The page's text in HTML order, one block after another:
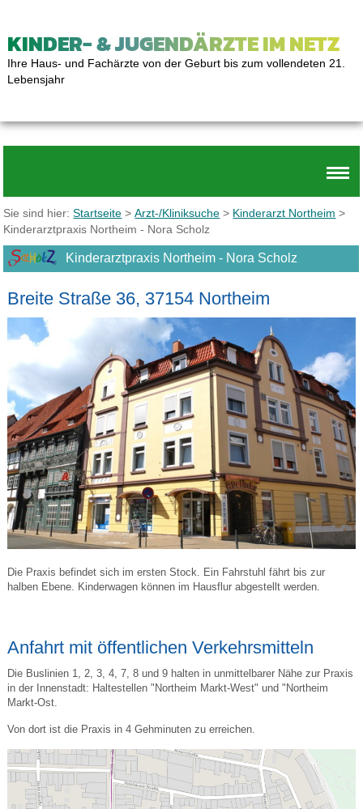
KINDER- & JUGENDÄRZTE IM NETZ
Ihre Haus- und Fachärzte von der Geburt bis zum vollendeten 21.
Lebensjahr
Sie sind hier:Startseite >Arzt-/Kliniksuche > Kinderarzt Northeim >
Kinderarztpraxis Northeim - Nora Scholz
Kinderarztpraxis Northeim - Nora Scholz
Breite Straße 36, 37154 Northeim
Die Praxis befindet sich im ersten Stock. Ein Fahrstuhl fährt bis zur
halben Ebene. Kinderwagen können im Hausflur abgestellt werden.
Anfahrt mit öffentlichen Verkehrsmitteln
Die Buslinien 1, 2, 3, 4, 7, 8 und 9 halten in unmittelbarer Nähe zur Praxis
in der Innenstadt: Haltestellen "Northeim Markt-West" und "Northeim
Markt-Ost.
Von dort ist die Praxis in 4 Gehminuten zu erreichen.